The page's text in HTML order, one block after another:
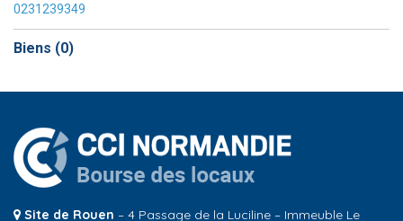
0231239349
Biens (0)
Site de Rouen – 4 Passage de la Luciline – Immeuble Le